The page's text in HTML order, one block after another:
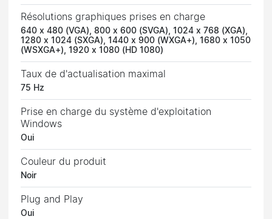
Résolutions graphiques prises en charge
640 x 480 (VGA), 800 x 600 (SVGA), 1024 x 768 (XGA),
1280 x 1024 (SXGA), 1440 x 900 (WXGA+), 1680 x 1050
(WSXGA+), 1920 x 1080 (HD 1080)
Taux de d'actualisation maximal
75 Hz
Prise en charge du système d'exploitation
Windows
Oui
Couleur du produit
Noir
Plug and Play
Oui